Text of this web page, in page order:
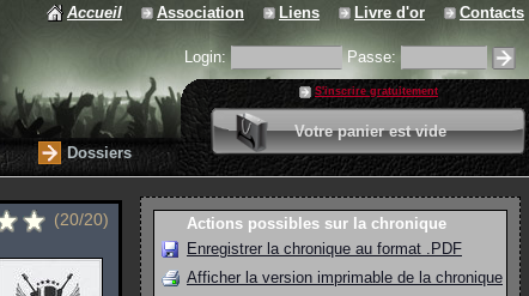
Accueil Association Liens Livre d'or Contacts
Login: Passe:
S'inscrire gratuitement
Votre panier est vide
0 article
Valider votre panier
Dossiers
(20/20)
Actions possibles sur la chronique
Enregistrer la chronique au format .PDF
Afficher la version imprimable de la chronique